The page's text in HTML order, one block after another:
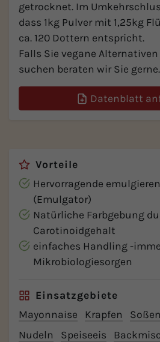
getrocknet. Im
dass 1kg Pulver mit 1,25kg
ca. 120 Dottern entspricht.
Falls Sie vegane
suchen beraten wir Sie gerne.
Datenblatt
Vorteile
Hervorragende
(Emulgator)
Natürliche Farbgebung
Carotinoidgehalt
einfaches Handling -
Mikrobiologiesorgen
Einsatzgebiete
Mayonnaise
Krapfen Soßen
Nudeln
Speiseeis